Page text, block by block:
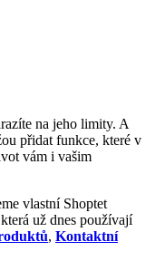
na jeho limity. A
přidat funkce, které v
vám i vašim
vlastní Shoptet
už dnes používají
, Kontaktní